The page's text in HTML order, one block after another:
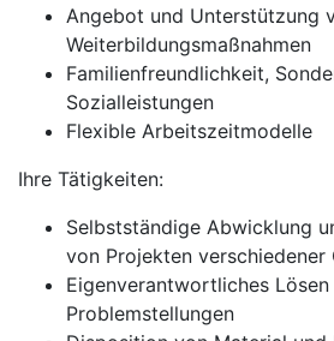
Angebot und Unterstützung
Weiterbildungsmaßnahmen
Familienfreundlichkeit,
Sozialleistungen
Flexible Arbeitszeitmodelle
Ihre Tätigkeiten:
Selbstständige Abwicklung
von Projekten verschiedener
Eigenverantwortliches
Problemstellungen